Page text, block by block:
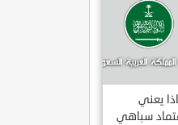
يعني
سباهي